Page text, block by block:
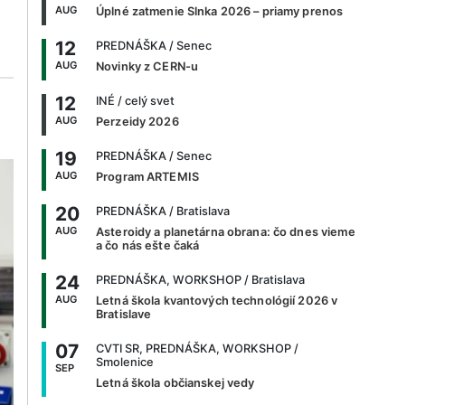
AUG Úplné zatmenie Slnka 2026 – priamy prenos
12
AUG
PREDNÁŠKA / Senec
Novinky z CERN-u
12
AUG
INÉ / celý svet
Perzeidy 2026
19
AUG
PREDNÁŠKA / Senec
Program ARTEMIS
20
AUG
PREDNÁŠKA / Bratislava
Asteroidy a planetárna obrana: čo dnes vieme
a čo nás ešte čaká
24
AUG
PREDNÁŠKA, WORKSHOP / Bratislava
Letná škola kvantových technológií 2026 v
Bratislave
07
SEP
CVTI SR, PREDNÁŠKA, WORKSHOP /
Smolenice
Letná škola občianskej vedy